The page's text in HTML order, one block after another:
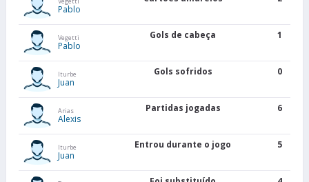
Pablo
Vegetti
Pablo
Gols de cabeça 1
Iturbe
Juan
Gols sofridos 0
Arias
Alexis
Partidas jogadas 6
Iturbe
Juan
Entrou durante o jogo 5